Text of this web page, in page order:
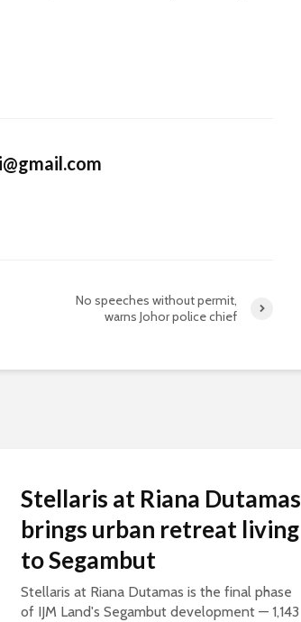
No speeches without permit,
warns Johor police chief
Stellaris at Riana Dutamas
brings urban retreat living
to Segambut
Stellaris at Riana Dutamas is the final phase
of IJM Land's Segambut development — 1,143